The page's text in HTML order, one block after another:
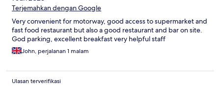
Terjemahkan dengan Google
Very convenient for motorway, good access to supermarket and
fast food restaurant but also a good restaurant and bar on site.
God parking, excellent breakfast very helpful staff
John, perjalanan 1 malam
Ulasan terverifikasi